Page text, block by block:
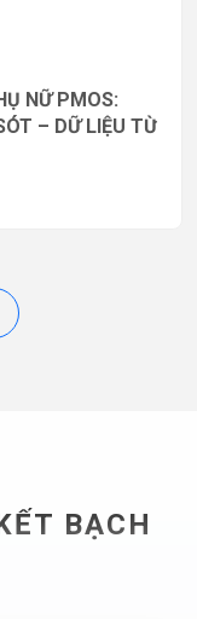
NỮ PMOS:
– DỮ LIỆU TỪ
BẠCH